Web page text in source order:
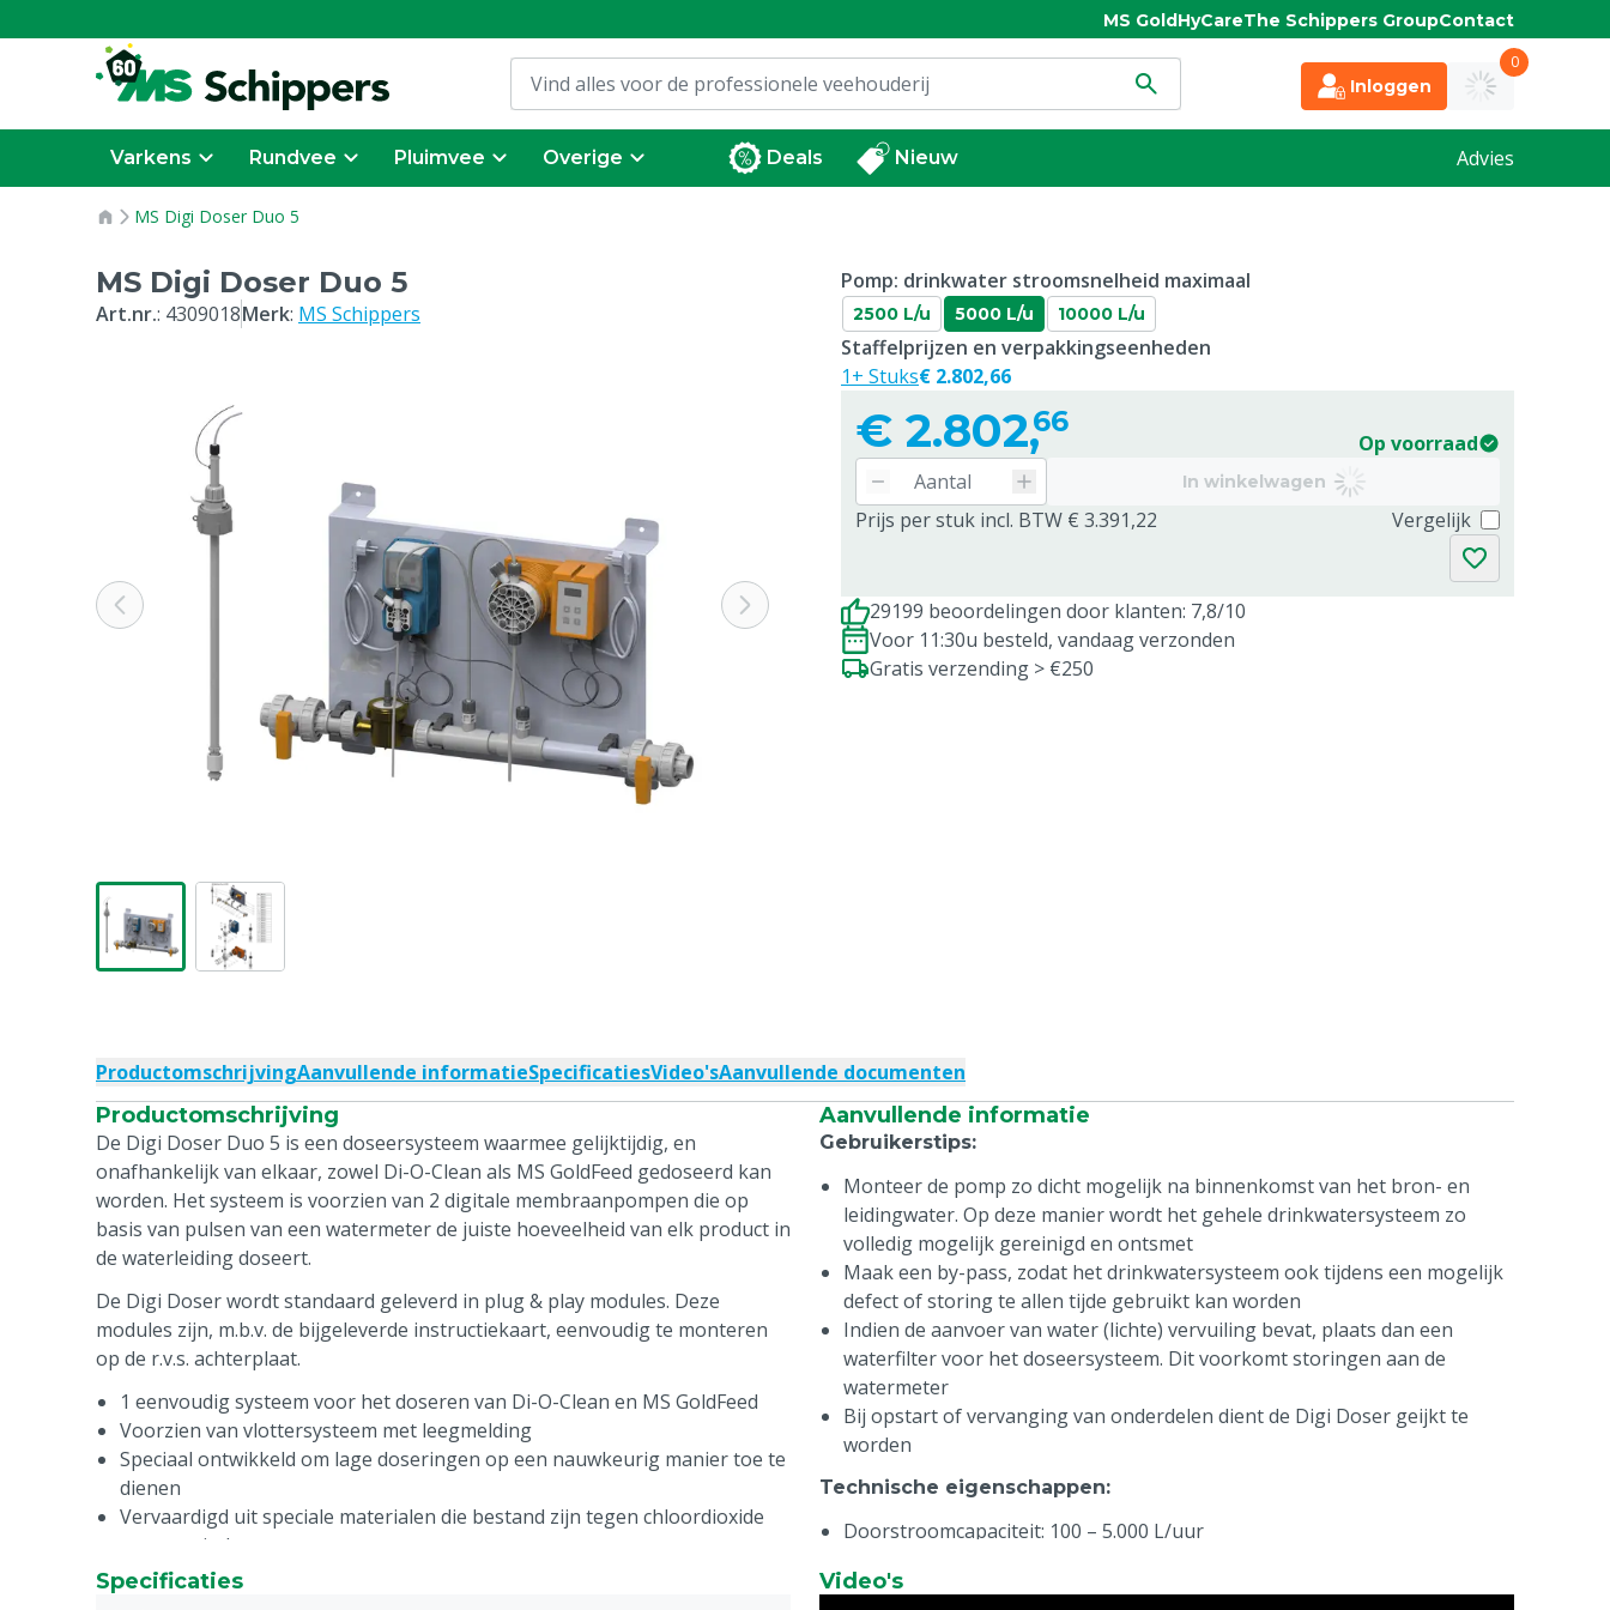
MS GoldHyCareThe Schippers GroupContact
Inloggen
0
Varkens Rundvee Pluimvee Overige Deals Nieuw Advies
MS Digi Doser Duo 5
MS Digi Doser Duo 5
Art.nr.: 4309018Merk: MS Schippers
Pomp: drinkwater stroomsnelheid maximaal
2500 L/u 5000 L/u 10000 L/u
€ 2.802,66
Op voorraad
In winkelwagen
Prijs per stuk incl. BTW € 3.391,22 Vergelijk
Staffelprijzen en verpakkingseenheden
1+ Stuks€ 2.802,66
29199 beoordelingen door klanten: 7,8/10
Voor 11:30u besteld, vandaag verzonden
Gratis verzending > €250
ProductomschrijvingAanvullende informatieSpecificatiesVideo'sAanvullende documenten
Productomschrijving
De Digi Doser Duo 5 is een doseersysteem waarmee gelijktijdig, en
onafhankelijk van elkaar, zowel Di-O-Clean als MS GoldFeed gedoseerd kan
worden. Het systeem is voorzien van 2 digitale membraanpompen die op
basis van pulsen van een watermeter de juiste hoeveelheid van elk product in
de waterleiding doseert.
De Digi Doser wordt standaard geleverd in plug & play modules. Deze
modules zijn, m.b.v. de bijgeleverde instructiekaart, eenvoudig te monteren
op de r.v.s. achterplaat.
1 eenvoudig systeem voor het doseren van Di-O-Clean en MS GoldFeed
Voorzien van vlottersysteem met leegmelding
Speciaal ontwikkeld om lage doseringen op een nauwkeurig manier toe te
dienen
Vervaardigd uit speciale materialen die bestand zijn tegen chloordioxide
en organische zuren
De juiste druk is een voorwaarde voor een goede werking van het
Aanvullende informatie
Gebruikerstips:
Monteer de pomp zo dicht mogelijk na binnenkomst van het bron- en
leidingwater. Op deze manier wordt het gehele drinkwatersysteem zo
volledig mogelijk gereinigd en ontsmet
Maak een by-pass, zodat het drinkwatersysteem ook tijdens een mogelijk
defect of storing te allen tijde gebruikt kan worden
Indien de aanvoer van water (lichte) vervuiling bevat, plaats dan een
waterfilter voor het doseersysteem. Dit voorkomt storingen aan de
watermeter
Bij opstart of vervanging van onderdelen dient de Digi Doser geijkt te
worden
Technische eigenschappen:
Doorstroomcapaciteit: 100 – 5.000 L/uur
Dosering: Di-O-Clean: 1 – 540 ppm / MS Goldfeed: 0,1 – 0,4%
Specificaties
Video's